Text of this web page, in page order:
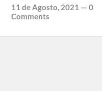
11 de Agosto, 2021 —0
Comments